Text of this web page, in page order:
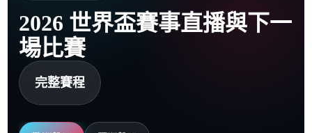
2026 世界盃賽事直播與下一
場比賽
完整賽程